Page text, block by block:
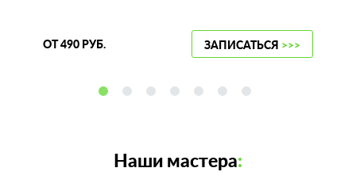
ОТ 490 РУБ. ЗАПИСАТЬСЯ >>>
Наши мастера: